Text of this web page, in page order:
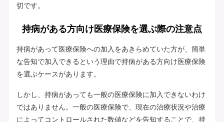
切です。
持病がある方向け医療保険を選ぶ際の注意点
持病があって医療保険への加入をあきらめていた方が、簡単
な告知で加入できるという理由で持病がある方向け医療保険
を選ぶケースがあります。
しかし、持病があっても一般の医療保険に加入できないわけ
ではありません。一般の医療保険で、現在の治療状況や治療
によってコントロールされた数値などを告知することで、持